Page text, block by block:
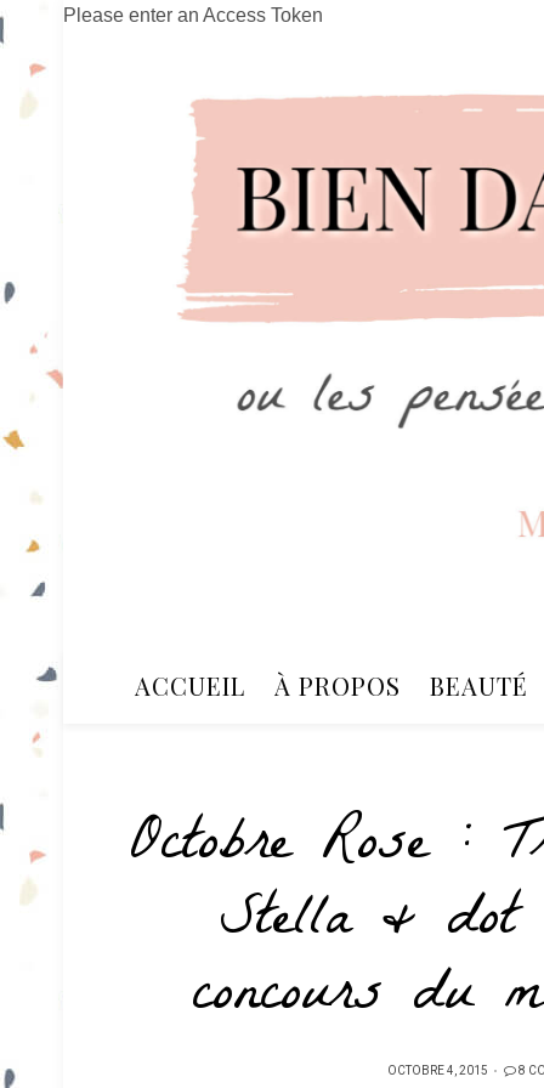
Please enter an Access Token
ACCUEIL À PROPOS BEAUTÉ
Octobre Rose :
Stella & dot
concours du
PUBLIÉ
OCTOBRE 4, 2015 8